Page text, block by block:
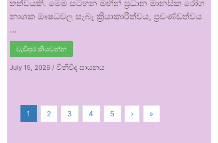
තත්වයකි. මෙම සටහන මඟින් ප්‍රධාන මානසික රෝග
නාශක ඖෂධවල සැබෑ ක්‍රියාකාරීත්වය, ප්‍රචණ්ඩත්වය
…
වැඩිපුර කියවන්න
July 15, 2026 / විනිවිද සායනය
1 2 3 4 5 › »